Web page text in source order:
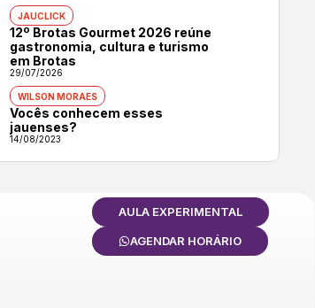
JAUCLICK
12º Brotas Gourmet 2026 reúne
gastronomia, cultura e turismo
em Brotas
29/07/2026
WILSON MORAES
Vocês conhecem esses
jauenses?
14/08/2023
AULA EXPERIMENTAL
AGENDAR HORÁRIO